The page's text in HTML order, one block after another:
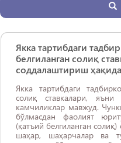
Якка тартибдаги
белгиланган солиқ
соддалаштириш ҳақида
Якка тартибдаги
солиқ ставкалари,
камчиликлар мавжуд.
бўлмасдан фаолият
(қатъий белгиланган
шаҳар, шаҳарчалар ва